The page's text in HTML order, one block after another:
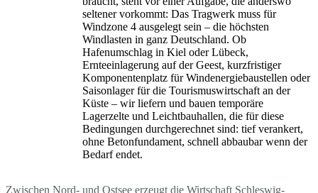
seltener vorkommt: Das Tragwerk muss für
Windzone 4 ausgelegt sein – die höchsten
Windlasten in ganz Deutschland. Ob
Hafenumschlag in Kiel oder Lübeck,
Ernteeinlagerung auf der Geest, kurzfristiger
Komponentenplatz für Windenergiebaustellen oder
Saisonlager für die Tourismuswirtschaft an der
Küste – wir liefern und bauen temporäre
Lagerzelte und Leichtbauhallen, die für diese
Bedingungen durchgerechnet sind: tief verankert,
ohne Betonfundament, schnell abbaubar wenn der
Bedarf endet.
Zwischen Nord- und Ostsee erzeugt die Wirtschaft Schleswig-